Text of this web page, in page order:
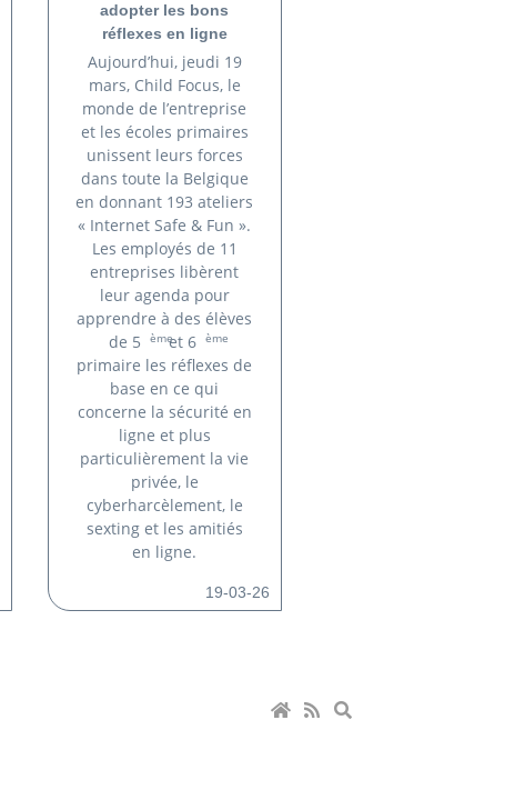
adopter les bons
réflexes en ligne
Aujourd’hui, jeudi 19
mars, Child Focus, le
monde de l’entreprise
et les écoles primaires
unissent leurs forces
dans toute la Belgique
en donnant 193 ateliers
« Internet Safe & Fun ».
Les employés de 11
entreprises libèrent
leur agenda pour
apprendre à des élèves
de 5
èmeet 6 ème
primaire les réflexes de
base en ce qui
concerne la sécurité en
ligne et plus
particulièrement la vie
privée, le
cyberharcèlement, le
sexting et les amitiés
en ligne.
19-03-26